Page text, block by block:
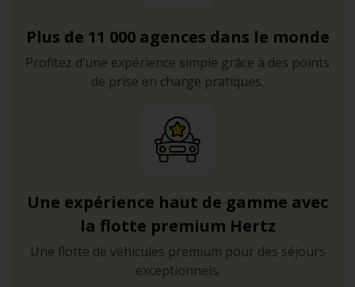
Plus de 11 000 agences dans le monde
Profitez d’une expérience simple grâce à des points
de prise en charge pratiques.
Une expérience haut de gamme avec
la flotte premium Hertz
Une flotte de véhicules premium pour des séjours
exceptionnels.